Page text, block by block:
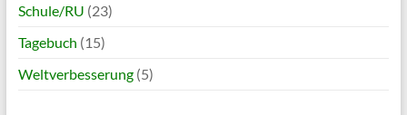
Schule/RU (23)
Tagebuch (15)
Weltverbesserung(5)